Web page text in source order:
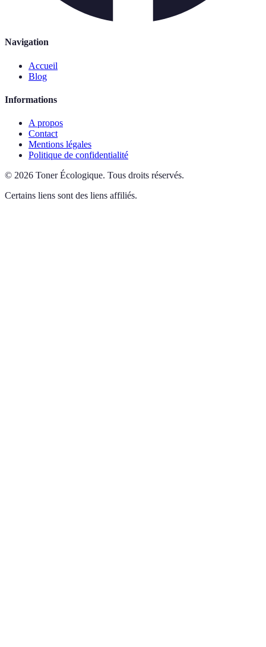
Navigation
Accueil
Blog
Informations
A propos
Contact
Mentions légales
Politique de confidentialité
© 2026 Toner Écologique. Tous droits réservés.
Certains liens sont des liens affiliés.